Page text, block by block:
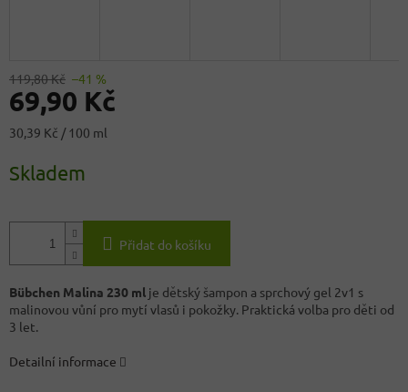
119,80 Kč –41 %
69,90 Kč
Měrná
30,39 Kč / 100 ml
Skladem
Přidat do košíku
Bübchen Malina 230 ml je dětský šampon a sprchový gel 2v1 s
malinovou vůní pro mytí vlasů i pokožky. Praktická volba pro děti od
3 let.
Detailní informace